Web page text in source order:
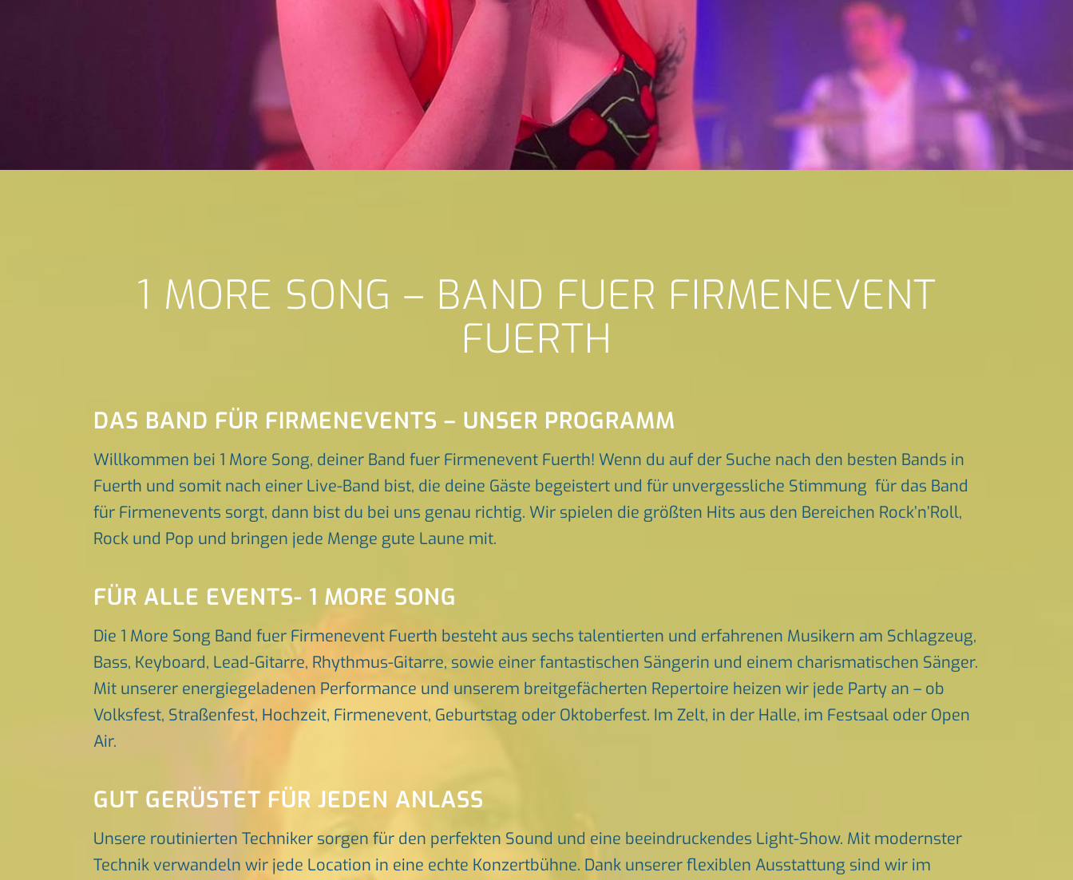
1 MORE SONG – BAND FUER FIRMENEVENT
FUERTH
DAS BAND FÜR FIRMENEVENTS – UNSER PROGRAMM
Willkommen bei 1 More Song, deiner Band fuer Firmenevent Fuerth! Wenn du auf der Suche nach den besten Bands in
Fuerth und somit nach einer Live-Band bist, die deine Gäste begeistert und für unvergessliche Stimmung für das Band
für Firmenevents sorgt, dann bist du bei uns genau richtig. Wir spielen die größten Hits aus den Bereichen Rock’n’Roll,
Rock und Pop und bringen jede Menge gute Laune mit.
FÜR ALLE EVENTS- 1 MORE SONG
Die 1 More Song Band fuer Firmenevent Fuerth besteht aus sechs talentierten und erfahrenen Musikern am Schlagzeug,
Bass, Keyboard, Lead-Gitarre, Rhythmus-Gitarre, sowie einer fantastischen Sängerin und einem charismatischen Sänger.
Mit unserer energiegeladenen Performance und unserem breitgefächerten Repertoire heizen wir jede Party an – ob
Volksfest, Straßenfest, Hochzeit, Firmenevent, Geburtstag oder Oktoberfest. Im Zelt, in der Halle, im Festsaal oder Open
Air.
GUT GERÜSTET FÜR JEDEN ANLASS
Unsere routinierten Techniker sorgen für den perfekten Sound und eine beeindruckendes Light-Show. Mit modernster
Technik verwandeln wir jede Location in eine echte Konzertbühne. Dank unserer flexiblen Ausstattung sind wir im